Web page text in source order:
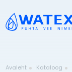
Avaleht Kataloog